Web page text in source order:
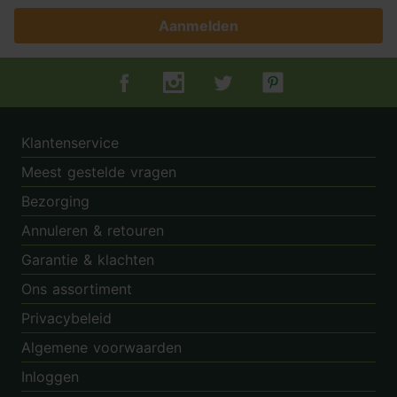
Aanmelden
Tuincentrum.nl op Facebook
Tuincentrum.nl op Instagram
Tuincentrum.nl op Twitter
Tuincentrum.nl op
Klantenservice
Meest gestelde vragen
Bezorging
Annuleren & retouren
Garantie & klachten
Ons assortiment
Privacybeleid
Algemene voorwaarden
Inloggen